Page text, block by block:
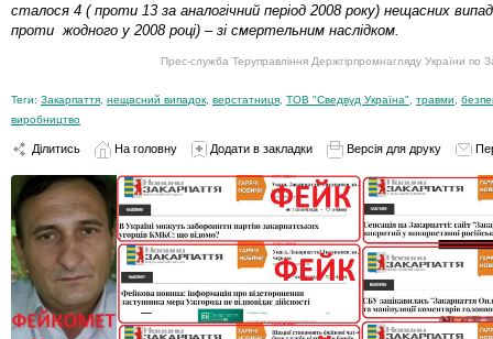
сталося 4 ( проти 13 за аналогічний період 2008 року) нещасних
проти жодного у 2008 році) – зі смертельним наслідком.
Прес-служба Теруправління Держгірпромнагляду України по
Теги: Закарпаття нещасний випадок верстатниця ТОВ "Сведвуд Україна" травми
виробництво
Ділитись На головну Додати в закладки Версія для друку